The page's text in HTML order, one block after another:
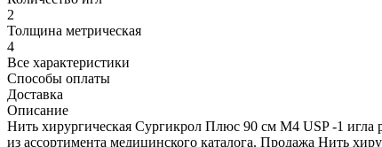
2
Толщина метрическая
4
Все характеристики
Способы оплаты
Доставка
Описание
Нить хирургическая Сургикрол Плюс 90 см М4 USP -1 игла
из ассортимента медицинского каталога. Продажа Нить